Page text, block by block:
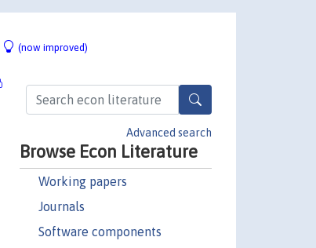
(now improved)
Advanced search
Browse Econ Literature
Working papers
Journals
Software components